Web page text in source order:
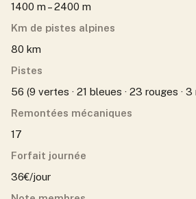
1400 m – 2400 m
Km de pistes alpines
80 km
Pistes
56 (9 vertes · 21 bleues · 23 rouges · 3
Remontées mécaniques
17
Forfait journée
36€/jour